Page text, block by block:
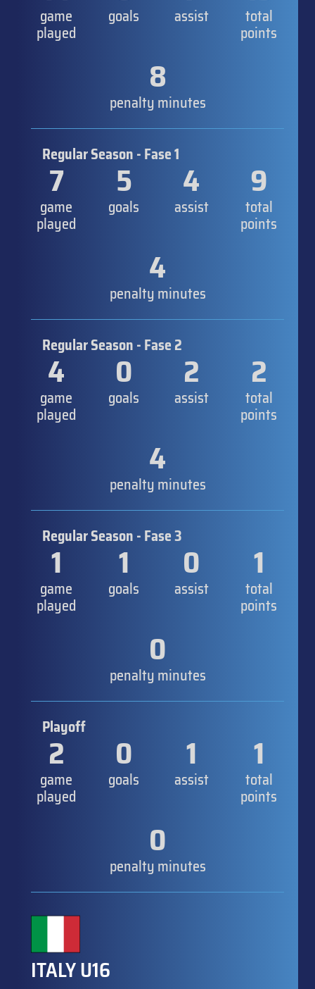
game
played
goals assist total
points
8
penalty minutes
Regular Season - Fase 1
7
game
played
5
goals
4
assist
9
total
points
4
penalty minutes
Regular Season - Fase 2
4
game
played
0
goals
2
assist
2
total
points
4
penalty minutes
Regular Season - Fase 3
1
game
played
1
goals
0
assist
1
total
points
0
penalty minutes
Playoff
2
game
played
0
goals
1
assist
1
total
points
0
penalty minutes
ITALY U16